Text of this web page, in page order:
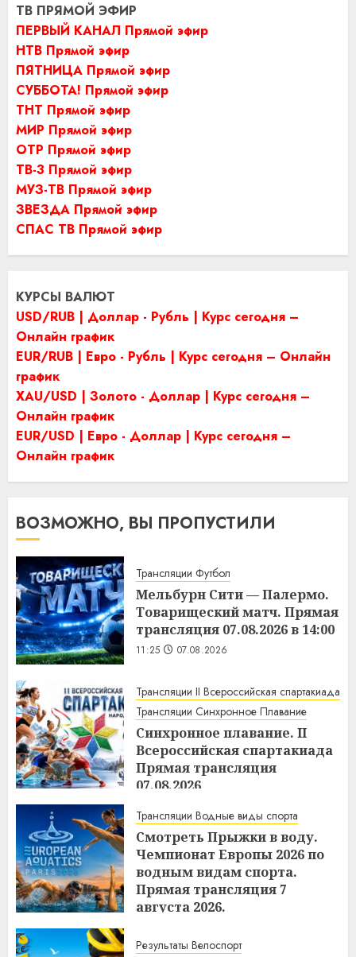
ТВ ПРЯМОЙ ЭФИР
ПЕРВЫЙ КАНАЛ Прямой эфир
НТВ Прямой эфир
ПЯТНИЦА Прямой эфир
СУББОТА! Прямой эфир
ТНТ Прямой эфир
МИР Прямой эфир
ОТР Прямой эфир
ТВ-3 Прямой эфир
МУЗ-ТВ Прямой эфир
ЗВЕЗДА Прямой эфир
СПАС ТВ Прямой эфир
КУРСЫ ВАЛЮТ
USD/RUB | Доллар - Рубль | Курс сегодня –
Онлайн график
EUR/RUB | Евро - Рубль | Курс сегодня – Онлайн
график
XAU/USD | Золото - Доллар | Курс сегодня –
Онлайн график
EUR/USD | Евро - Доллар | Курс сегодня –
Онлайн график
ВОЗМОЖНО, ВЫ ПРОПУСТИЛИ
Трансляции Футбол
Мельбурн Сити — Палермо.
Товарищеский матч. Прямая
трансляция 07.08.2026 в 14:00
11:25 07.08.2026
Трансляции II Всероссийская спартакиада
Трансляции Синхронное Плавание
Синхронное плавание. II
Всероссийская спартакиада
Прямая трансляция
07.08.2026
Трансляции Водные виды спорта
Смотреть Прыжки в воду.
Чемпионат Европы 2026 по
водным видам спорта.
Прямая трансляция 7
августа 2026.
Результаты Велоспорт